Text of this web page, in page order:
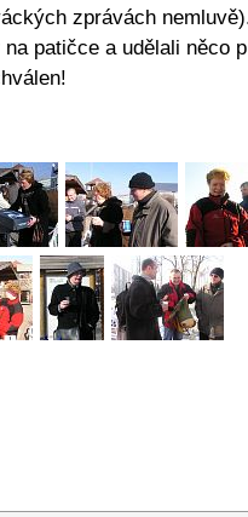
zprávách
patičce a udělali něco